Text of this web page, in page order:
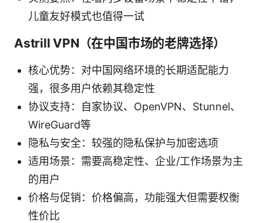
儿童友好模式也值得一试
Astrill VPN（在中国市场的老牌选择）
核心优势：对中国网络环境的长期适配能力
强，很多用户依赖其稳定性
协议支持：自家协议、OpenVPN、Stunnel、
WireGuard等
隐私与安全：较强的隐私保护与加密选项
适用场景：需要高稳定性、企业/工作场景为主
的用户
价格与促销：价格偏高，功能强大但需要权衡
性价比